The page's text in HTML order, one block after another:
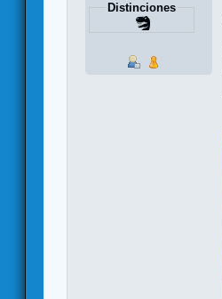
Distinciones